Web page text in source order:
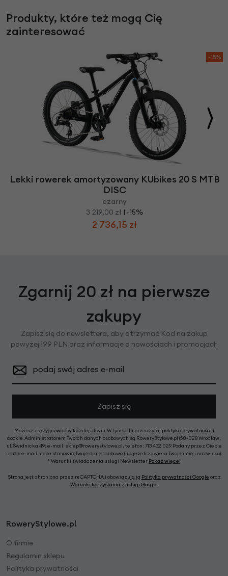
Produkty, które też mogą Cię
zainteresować
-15%
Lekki rowerek amortyzowany KUbikes 20 S MTB
DISC
czarny
3 219,00 zł | -15%
2 736,15 zł
Zgarnij 20 zł na pierwsze
zakupy
Zapisz się do newslettera, aby otrzymać Kod na zakup
powyżej 199 PLN oraz informacje o nowościach i promocjach
podaj swój adres e-mail
Zapisz się
Możesz zrezygnować w każdej chwili. W tym celu przeczytaj politykę prywatności i
cookie. Administratorem Twoich danych osobowych są RoweryStylowe.pl (50-028 Wrocław,
ul. Świdnicka 49; e-mail: sklep@rowerystylowe.pl, telefon: 713 432 029. Podany przez Ciebie
adres e-mail może stanowić Twoje dane osobowe (np. jeżeli zawiera Twoje imię i nazwisko).
* Warunki świadczenia usługi Newsletter Pokaż więcej
Strona jest chroniona przez reCAPTCHA i obowiązują ją Polityka prywatności Google oraz
Warunki korzystania z usługi Google.
RoweryStylowe.pl
O firmie
Regulamin sklepu
Polityka prywatności